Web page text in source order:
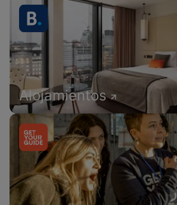
Alojamientos